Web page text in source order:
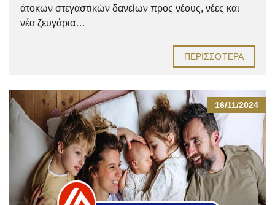
άτοκων στεγαστικών δανείων προς νέους, νέες και
νέα ζευγάρια…
ΠΕΡΙΣΣΌΤΕΡΑ
16/11/2024